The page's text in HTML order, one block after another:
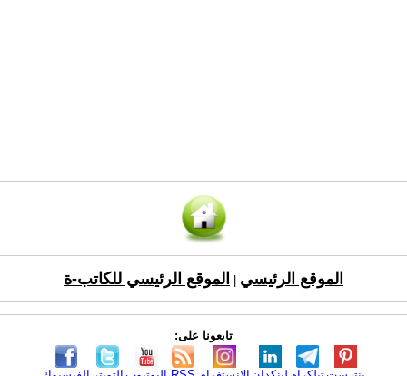
الموقع الرئيسي الموقع الرئيسي للكاتب-ة
تابعونا على: